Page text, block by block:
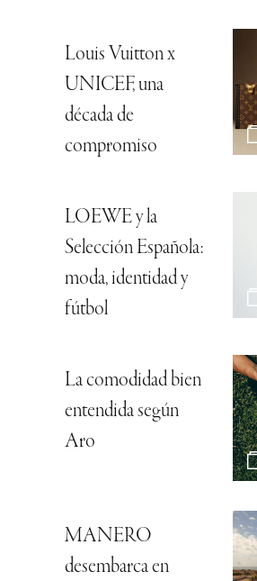
Louis Vuitton x
UNICEF, una
década de
compromiso
LOEWE y la
Selección Española:
moda, identidad y
fútbol
La comodidad bien
entendida según
Aro
MANERO
desembarca en